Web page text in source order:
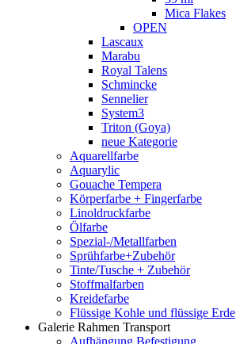
Mica Flakes
OPEN
Lascaux
Marabu
Royal Talens
Schmincke
Sennelier
System3
Triton (Goya)
neue Kategorie
Aquarellfarbe
Aquarylic
Gouache Tempera
Körperfarbe + Fingerfarbe
Linoldruckfarbe
Ölfarbe
Spezial-/Metallfarben
Sprühfarbe+Zubehör
Tinte/Tusche + Zubehör
Stoffmalfarben
Kreidefarbe
Flüssige Kohle und flüssige Erde
Galerie Rahmen Transport
Aufhängung Befestigung